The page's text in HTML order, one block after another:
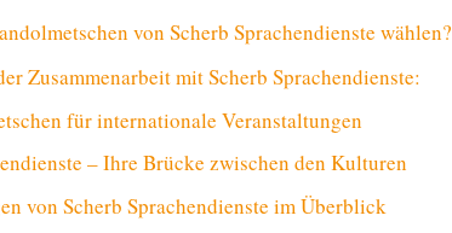
von Scherb Sprachendienste wählen?
Zusammenarbeit mit Scherb Sprachendienste:
für internationale Veranstaltungen
– Ihre Brücke zwischen den Kulturen
von Scherb Sprachendienste im Überblick